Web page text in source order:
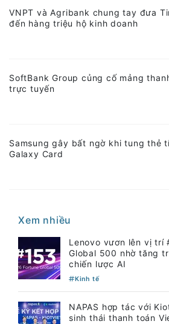
VNPT và Agribank chung tay đưa
đến hàng triệu hộ kinh doanh
SoftBank Group củng cố mảng
trực tuyến
Samsung gây bất ngờ khi tung thẻ
Galaxy Card
Xem nhiều
Lenovo vươn lên vị trí
Global 500 nhờ tăng
chiến lược AI
Kinh tế
NAPAS hợp tác với
sinh thái thanh toán